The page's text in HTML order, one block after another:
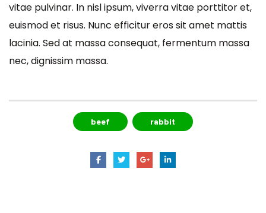
vitae pulvinar. In nisl ipsum, viverra vitae porttitor et,
euismod et risus. Nunc efficitur eros sit amet mattis
lacinia. Sed at massa consequat, fermentum massa
nec, dignissim massa.
beef rabbit